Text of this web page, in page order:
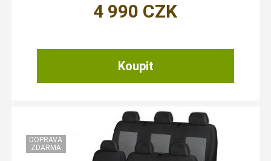
4 990 CZK